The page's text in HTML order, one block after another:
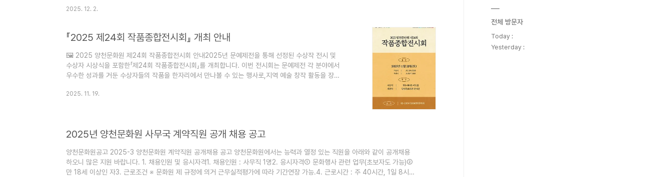
2025. 12. 3(수) 14:00~
2025. 12. 2.
『2025 제24회 작품종합전시회』 개최 안내
🖼️ 2025 양천문화원 제24회 작품종합전시회 안내2025년 문예제전을 통해 선정된 수상작 전시 및
수상자 시상식을 포함한「제24회 작품종합전시회」를 개최합니다. 이번 전시회는 문예제전 각 분야에서
우수한 성과를 거둔 수상자들의 작품을 한자리에서 만나볼 수 있는 행사로,지역 예술 창작 활동을 장려
한자리에서 만나볼 수 있는 전시로,수상작들의 창작 가치와 예술적 깊이를 경험할 수 있는 소중한 시간
2025. 11. 19.
2025년 양천문화원 사무국 계약직원 공개 채용 공고
양천문화원공고 2025-3 양천문화원 계약직원 공개채용 공고 양천문화원에서는 능력과 열정 있는 직원을 아래와 같이 공개채용
하오니 많은 지원 바랍니다. 1. 채용인원 및 응시자격1. 채용인원 : 사무직 1명2. 응시자격① 문화행사 관련 업무(초보자도 가능)②
만 18세 이상인 자3. 근로조건 ※ 문화원 제 규정에 의거 근무실적평가에 따라 기간연장 가능.4. 근로시간 : 주 40시간, 1일 8시간
전체 방문자
Today :
Yesterday :